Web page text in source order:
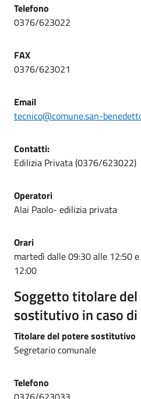
Telefono
0376/623022
FAX
0376/623021
Email
tecnico@comune.san-
Contatti:
Edilizia Privata (0376/623022)
Operatori
Alai Paolo- edilizia privata
Orari
martedì dalle 09:30 alle 12:50
12:00
Soggetto titolare
sostitutivo in caso
Titolare del potere sostitutivo
Segretario comunale
Telefono